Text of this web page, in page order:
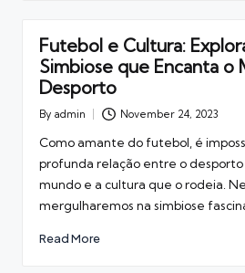
Futebol e Cultura:
Simbiose que Encanta o
Desporto
Posted
By admin November 24, 2023
Como amante do futebol, é
profunda relação entre o desporto
mundo e a cultura que o rodeia.
mergulharemos na simbiose
Read More